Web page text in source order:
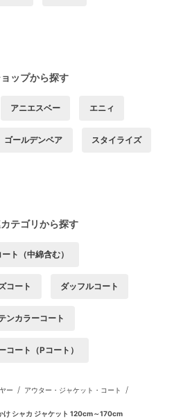
ップから探す
アニエスベー エニィ
ゴールデンベア スタイライズ
テゴリから探す
ト（中綿含む）
コート ダッフルコート
ンカラーコート
コート（Pコート）
ー / アウター・ジャケット・コート /
け シャカ ジャケット 120cm～170cm